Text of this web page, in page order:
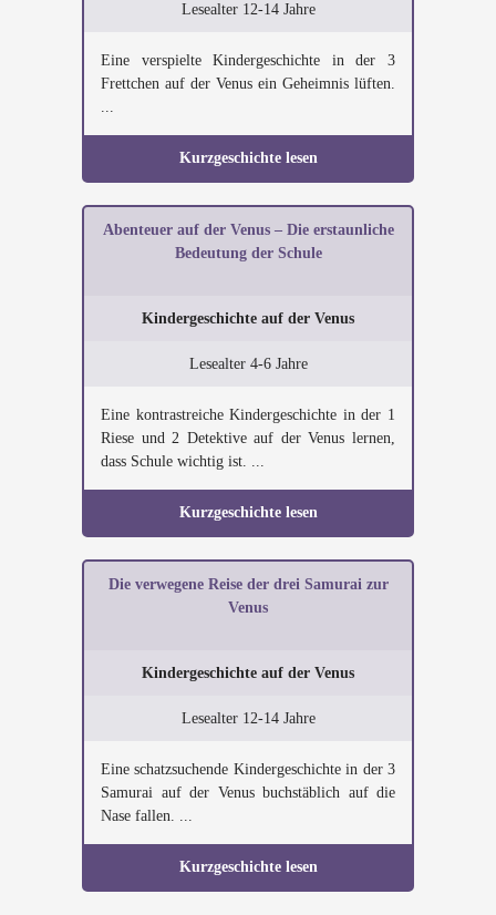
Lesealter 12-14 Jahre
Eine verspielte Kindergeschichte in der 3
Frettchen auf der Venus ein Geheimnis lüften.
...
Kurzgeschichte lesen
Abenteuer auf der Venus – Die erstaunliche
Bedeutung der Schule
Kindergeschichte auf der Venus
Lesealter 4-6 Jahre
Eine kontrastreiche Kindergeschichte in der 1
Riese und 2 Detektive auf der Venus lernen,
dass Schule wichtig ist. ...
Kurzgeschichte lesen
Die verwegene Reise der drei Samurai zur
Venus
Kindergeschichte auf der Venus
Lesealter 12-14 Jahre
Eine schatzsuchende Kindergeschichte in der 3
Samurai auf der Venus buchstäblich auf die
Nase fallen. ...
Kurzgeschichte lesen